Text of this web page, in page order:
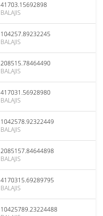
41703.15692898
BALAJIS
104257.89232245
BALAJIS
208515.78464490
BALAJIS
417031.56928980
BALAJIS
1042578.92322449
BALAJIS
2085157.84644898
BALAJIS
4170315.69289795
BALAJIS
10425789.23224488